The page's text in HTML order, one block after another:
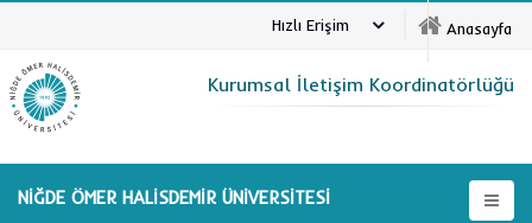
Anasayfa
Hızlı Erişim
NİĞDE ÖMER HALİSDEMİR ÜNİVERSİTESİ
Kurumsal İletişim Koordinatörlüğü